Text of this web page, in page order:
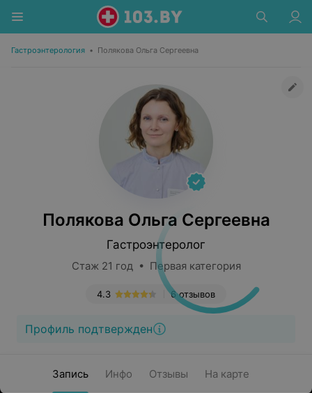
Гастроэнтерология • Полякова Ольга Сергеевна
Полякова Ольга Сергеевна
Гастроэнтеролог
Стаж 21 год • Первая категория
6 отзывов
4.3
Профиль подтвержден
Запись Инфо Отзывы На карте